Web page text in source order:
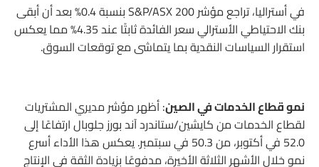
في أستراليا، تراجع مؤشر S&P/ASX 200 بنسبة 0.4% بعد أن أبقى
بنك الاحتياطي الأسترالي سعر الفائدة ثابتًا عند 4.35% مما يعكس
استقرار السياسات النقدية بما يتماشى مع توقعات السوق.
نمو قطاع الخدمات في الصين: أظهر مؤشر مديري المشتريات
لقطاع الخدمات من كايشين/ستاندرد آند بورز جلوبال ارتفاعًا إلى
52.0 في أكتوبر، من 50.3 في سبتمبر. يعكس هذا الأداء أسرع
نمو خلال الأشهر الثلاثة الأخيرة، مدفوعًا بزيادة الثقة في الإنتاج